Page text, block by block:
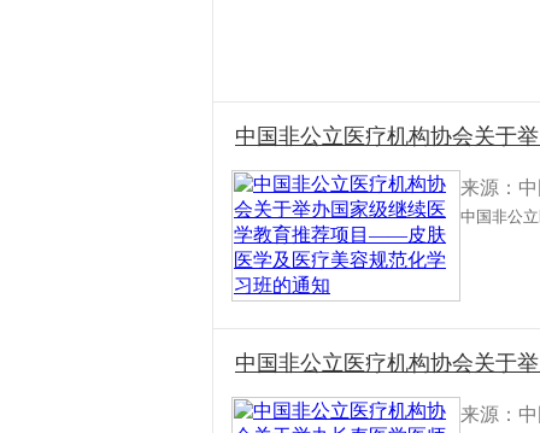
中国非公立医疗机构协会关于
来源：
中国非公
中国非公立医疗机构协会关于
来源：